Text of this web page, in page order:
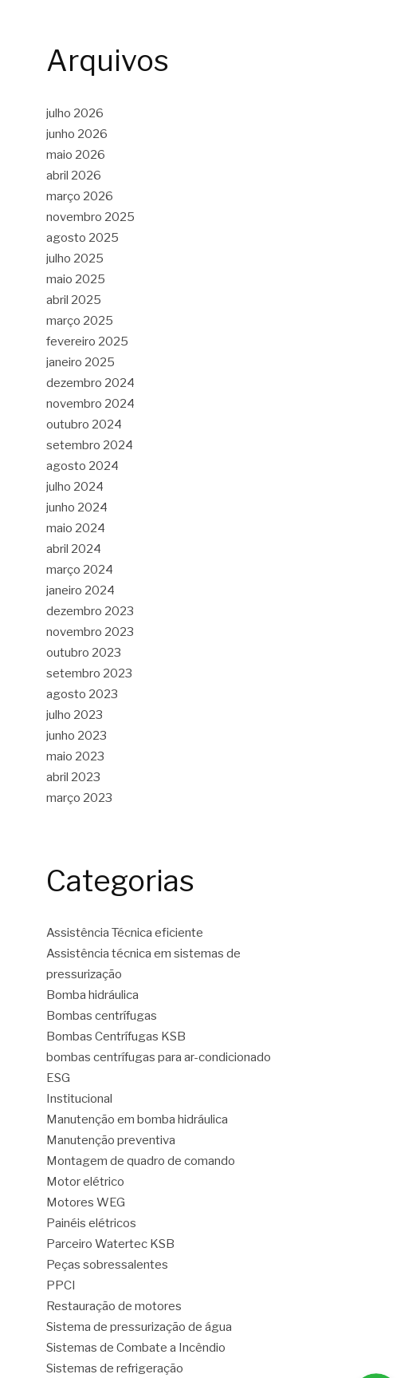
Arquivos
julho 2026
junho 2026
maio 2026
abril 2026
março 2026
novembro 2025
agosto 2025
julho 2025
maio 2025
abril 2025
março 2025
fevereiro 2025
janeiro 2025
dezembro 2024
novembro 2024
outubro 2024
setembro 2024
agosto 2024
julho 2024
junho 2024
maio 2024
abril 2024
março 2024
janeiro 2024
dezembro 2023
novembro 2023
outubro 2023
setembro 2023
agosto 2023
julho 2023
junho 2023
maio 2023
abril 2023
março 2023
Categorias
Assistência Técnica eficiente
Assistência técnica em sistemas de
pressurização
Bomba hidráulica
Bombas centrífugas
Bombas Centrífugas KSB
bombas centrífugas para ar-condicionado
ESG
Institucional
Manutenção em bomba hidráulica
Manutenção preventiva
Montagem de quadro de comando
Motor elétrico
Motores WEG
Painéis elétricos
Parceiro Watertec KSB
Peças sobressalentes
PPCI
Restauração de motores
Sistema de pressurização de água
Sistemas de Combate a Incêndio
Sistemas de refrigeração